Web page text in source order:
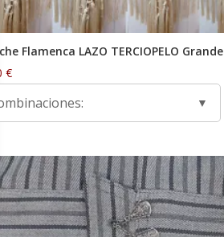
Flamenca LAZO TERCIOPELO Grande
€